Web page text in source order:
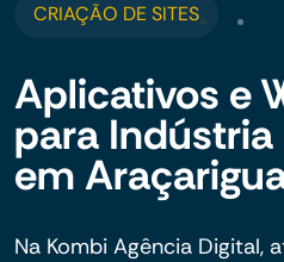
CRIAÇÃO DE SITES
Aplicativos e
para
em
Na Kombi Agência Digital,